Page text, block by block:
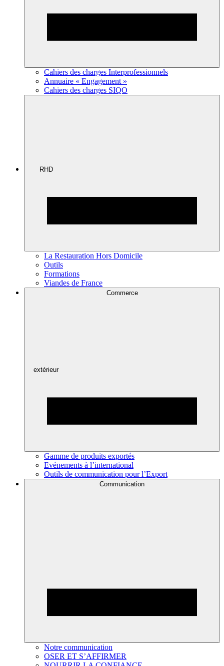
Cahiers des charges Interprofessionnels
Annuaire « Engagement »
Cahiers des charges SIQO
RHD
La Restauration Hors Domicile
Outils
Formations
Viandes de France
Commerce
extérieur
Gamme de produits exportés
Evénements à l’international
Outils de communication pour l’Export
Communication
Notre communication
OSER ET S’AFFIRMER